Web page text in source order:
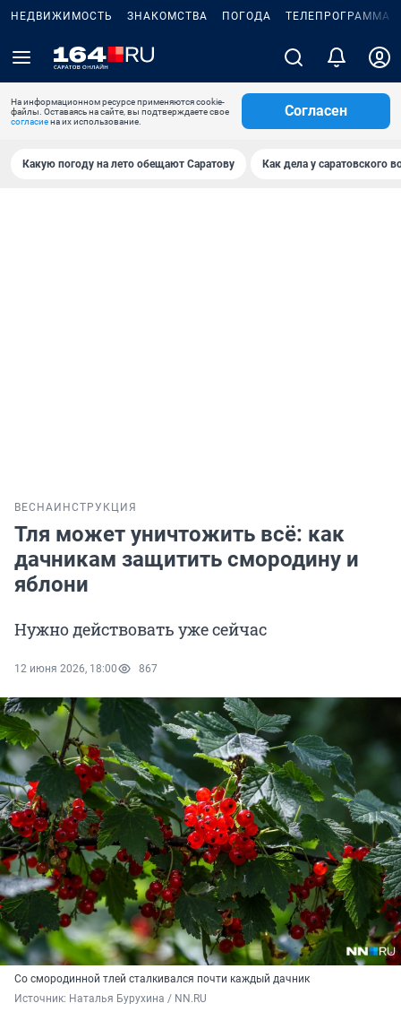
НЕДВИЖИМОСТЬ ЗНАКОМСТВА ПОГОДА ТЕЛЕПРОГРАММА
На информационном ресурсе применяются cookie-
файлы. Оставаясь на сайте, вы подтверждаете свое
согласиена их использование.
Согласен
Какую погоду на лето обещают Саратову Как дела у саратовского
ВЕСНА ИНСТРУКЦИЯ
Тля может уничтожить всё: как
дачникам защитить смородину и
яблони
Нужно действовать уже сейчас
12 июня 2026, 18:00 867
Со смородинной тлей сталкивался почти каждый дачник
Источник: Наталья Бурухина / NN.RU